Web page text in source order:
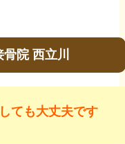
院 西立川
ても大丈夫です